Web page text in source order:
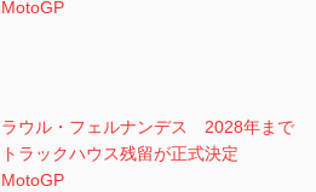
MotoGP
ラウル・フェルナンデス 2028年まで
トラックハウス残留が正式決定
MotoGP